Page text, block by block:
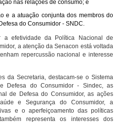
nas relações de consumo; e
e a atuação conjunta dos membros do
do Consumidor - SNDC.
efetividade da Política Nacional de
a atenção da Senacon está voltada
repercussão nacional e interesse
da Secretaria, destacam-se o Sistema
Defesa do Consumidor - Sindec, as
de Defesa do Consumidor, as ações
e Segurança do Consumidor, a
e o aperfeiçoamento das políticas
representa os interesses dos